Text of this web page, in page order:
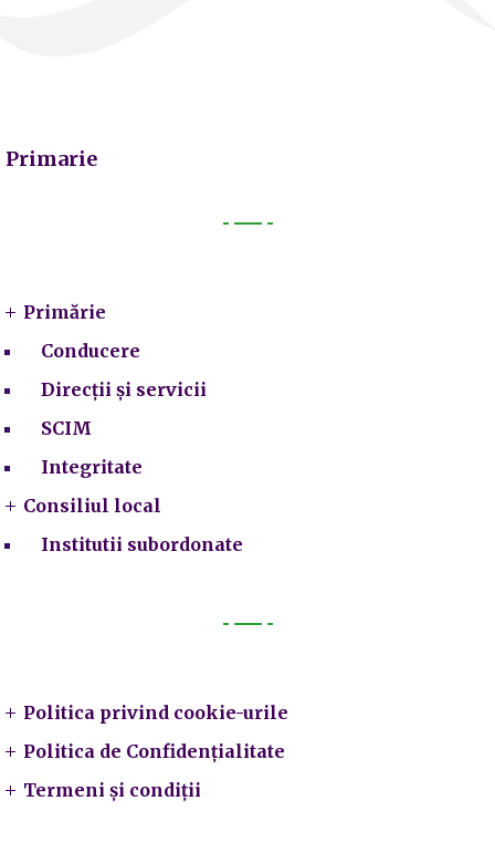
Primarie
Primărie
Conducere
Direcții și servicii
SCIM
Integritate
Consiliul local
Institutii subordonate
Politica privind cookie-urile
Politica de Confidențialitate
Termeni și condiții